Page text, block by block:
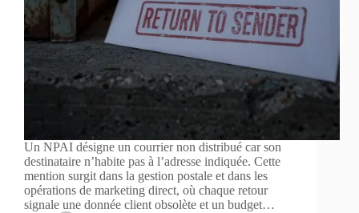
Un NPAI désigne un courrier non distribué car son
destinataire n’habite pas à l’adresse indiquée. Cette
mention surgit dans la gestion postale et dans les
opérations de marketing direct, où chaque retour
signale une donnée client obsolète et un budget…